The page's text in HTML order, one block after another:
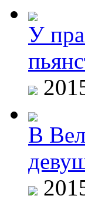
У
В